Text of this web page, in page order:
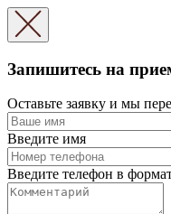
Запишитесь на
Оставьте заявку и мы
Введите имя
Введите телефон в